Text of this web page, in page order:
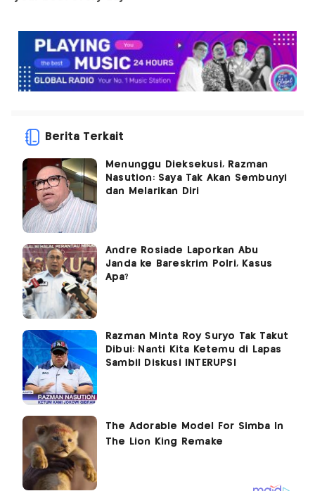
Berita Terkait
Menunggu Dieksekusi, Razman
Nasution: Saya Tak Akan Sembunyi
dan Melarikan Diri
Andre Rosiade Laporkan Abu
Janda ke Bareskrim Polri, Kasus
Apa?
Razman Minta Roy Suryo Tak Takut
Dibui: Nanti Kita Ketemu di Lapas
Sambil Diskusi INTERUPSI